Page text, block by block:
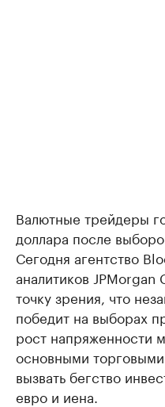
Валютные трейдеры
доллара после
Сегодня агентство
аналитиков JPMorgan
точку зрения, что
победит на выборах
рост напряженности
основными
вызвать бегство
евро и иена.